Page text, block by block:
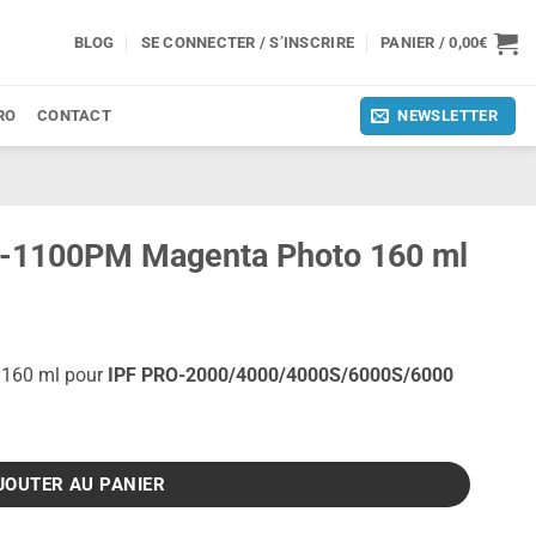
BLOG SE CONNECTER / S’INSCRIRE PANIER /0,00€
CONTACT NEWSLETTER
Magenta Photo 160 ml
160 ml pour IPF PRO-2000/4000/4000S/6000S/6000
Photo 160 ml
AU PANIER